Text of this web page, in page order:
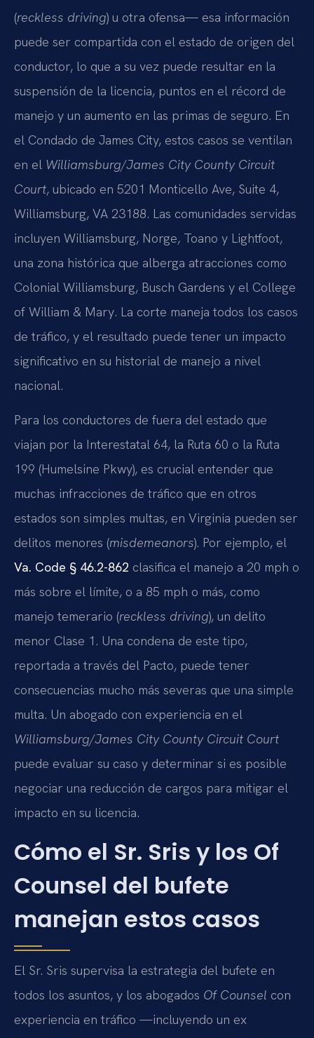
(reckless driving) u otra ofensa— esa información
puede ser compartida con el estado de origen del
conductor, lo que a su vez puede resultar en la
suspensión de la licencia, puntos en el récord de
manejo y un aumento en las primas de seguro. En
el Condado de James City, estos casos se ventilan
en el Williamsburg/James City County Circuit
Court, ubicado en 5201 Monticello Ave, Suite 4,
Williamsburg, VA 23188. Las comunidades servidas
incluyen Williamsburg, Norge, Toano y Lightfoot,
una zona histórica que alberga atracciones como
Colonial Williamsburg, Busch Gardens y el College
of William & Mary. La corte maneja todos los casos
de tráfico, y el resultado puede tener un impacto
significativo en su historial de manejo a nivel
nacional.
Para los conductores de fuera del estado que
viajan por la Interestatal 64, la Ruta 60 o la Ruta
199 (Humelsine Pkwy), es crucial entender que
muchas infracciones de tráfico que en otros
estados son simples multas, en Virginia pueden ser
delitos menores (misdemeanors). Por ejemplo, el
Va. Code § 46.2-862 clasifica el manejo a 20 mph o
más sobre el límite, o a 85 mph o más, como
manejo temerario (reckless driving), un delito
menor Clase 1. Una condena de este tipo,
reportada a través del Pacto, puede tener
consecuencias mucho más severas que una simple
multa. Un abogado con experiencia en el
Williamsburg/James City County Circuit Court
puede evaluar su caso y determinar si es posible
negociar una reducción de cargos para mitigar el
impacto en su licencia.
Cómo el Sr. Sris y los Of
Counsel del bufete
manejan estos casos
El Sr. Sris supervisa la estrategia del bufete en
todos los asuntos, y los abogados Of Counsel con
experiencia en tráfico —incluyendo un ex